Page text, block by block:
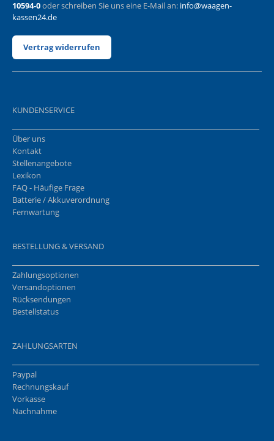
10594-0oder schreiben Sie uns eine E-Mail an: info@waagen-
kassen24.de
Vertrag widerrufen
KUNDENSERVICE
Über uns
Kontakt
Stellenangebote
Lexikon
FAQ - Häufige Frage
Batterie / Akkuverordnung
Fernwartung
BESTELLUNG & VERSAND
Zahlungsoptionen
Versandoptionen
Rücksendungen
Bestellstatus
ZAHLUNGSARTEN
Paypal
Rechnungskauf
Vorkasse
Nachnahme